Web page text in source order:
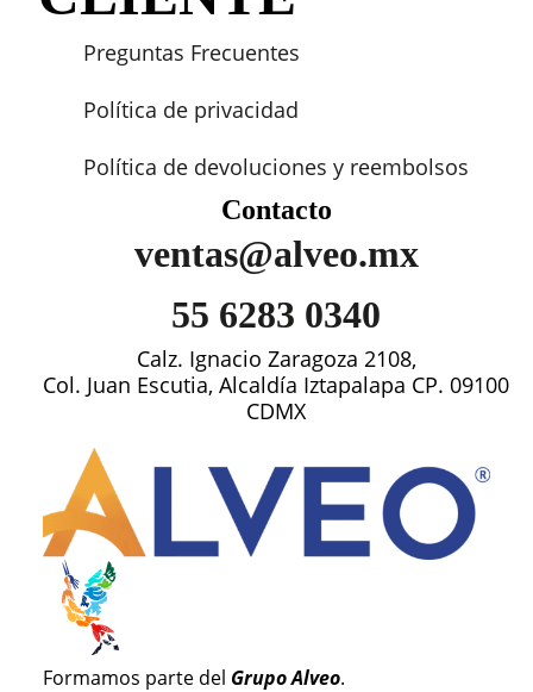
Preguntas Frecuentes
Política de privacidad
Política de devoluciones y reembolsos
Contacto
ventas@alveo.mx
55 6283 0340
Calz. Ignacio Zaragoza 2108,
Col. Juan Escutia, Alcaldía Iztapalapa CP. 09100
CDMX
Formamos parte del Grupo Alveo.